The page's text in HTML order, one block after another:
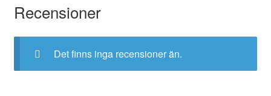
Recensioner
Det finns inga recensioner än.